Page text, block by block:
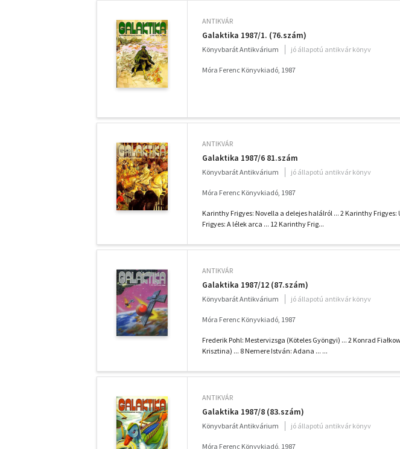
ANTIKVÁR
Galaktika 1987/1. (76.szám)
Könyvbarát Antikvárium jó állapotú antikvár könyv
Móra Ferenc Könyvkiadó, 1987
ANTIKVÁR
Galaktika 1987/6 81.szám
Könyvbarát Antikvárium jó állapotú antikvár könyv
Móra Ferenc Könyvkiadó, 1987
Karinthy Frigyes: Novella a delejes halálról ... 2 Karinthy Frigyes:
Frigyes: A lélek arca ... 12 Karinthy Frig...
ANTIKVÁR
Galaktika 1987/12 (87.szám)
Könyvbarát Antikvárium jó állapotú antikvár könyv
Móra Ferenc Könyvkiadó, 1987
Frederik Pohl: Mestervizsga (Köteles Gyöngyi) ... 2 Konrad
Krisztina) ... 8 Nemere István: Adana ... ...
ANTIKVÁR
Galaktika 1987/8 (83.szám)
Könyvbarát Antikvárium jó állapotú antikvár könyv
Móra Ferenc Könyvkiadó, 1987